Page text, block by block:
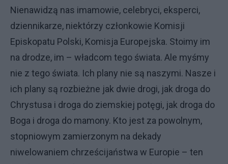
Nienawidzą nas imamowie, celebryci, eksperci,
dziennikarze, niektórzy członkowie Komisji
Episkopatu Polski, Komisja Europejska. Stoimy im
na drodze, im – władcom tego świata. Ale myśmy
nie z tego świata. Ich plany nie są naszymi. Nasze i
ich plany są rozbieżne jak dwie drogi, jak droga do
Chrystusa i droga do ziemskiej potęgi, jak droga do
Boga i droga do mamony. Kto jest za powolnym,
stopniowym zamierzonym na dekady
niwelowaniem chrześcijaństwa w Europie – ten